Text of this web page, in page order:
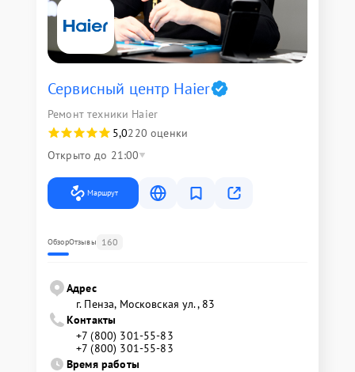
Сервисный центр Haier
Ремонт техники Haier
5,0220 оценки
Открыто до 21:00
Маршрут
ОбзорОтзывы 160
Адрес
г. Пенза, Московская ул., 83
Контакты
+7 (800) 301-55-83
+7 (800) 301-55-83
Время работы